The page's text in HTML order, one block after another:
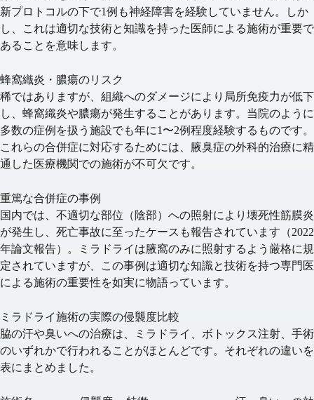
新プロトコルの下で1例も神経障害を経験していません。しか
し、これは適切な技術と知識を持った医師による施術が重要で
あることを意味します。
蜂窩織炎・膿瘍のリスク
稀ではありますが、組織へのダメージにより局所免疫力が低下
し、蜂窩織炎や膿瘍が発生することがあります。当院のように
多数の症例を扱う施設でも年に1〜2例程度経験するものです。
これらの合併症に対応するためには、腋臭症の外科的治療に精
通した医療機関での施術が不可欠です。
重篤な合併症の事例
国内では、不適切な部位（陰部）への照射により壊死性筋膜炎
が発生し、死亡事故に至ったケースも報告されています（2022
年論文報告）。ミラドライは腋窩のみに照射するよう厳格に規
定されていますが、この事例は適切な知識と技術を持つ専門医
による施術の重要性を如実に物語っています。
ミラドライ施術の実際の侵襲度比較
脇の汗や臭いへの治療は、ミラドライ、ボトックス注射、手術
のいずれかで行われることがほとんどです。それぞれの違いを
表にまとめました。